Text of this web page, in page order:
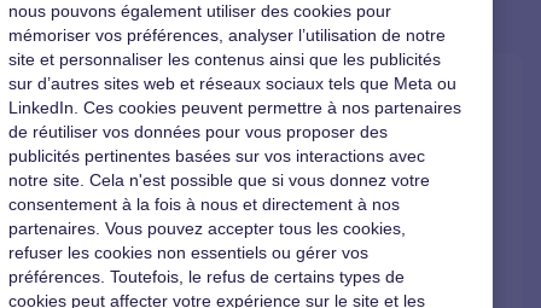
21 novembre 2025
nous pouvons également utiliser des cookies pour
mémoriser vos préférences, analyser l’utilisation de notre
site et personnaliser les contenus ainsi que les publicités
sur d’autres sites web et réseaux sociaux tels que Meta ou
LinkedIn. Ces cookies peuvent permettre à nos partenaires
de réutiliser vos données pour vous proposer des
publicités pertinentes basées sur vos interactions avec
notre site. Cela n'est possible que si vous donnez votre
consentement à la fois à nous et directement à nos
partenaires. Vous pouvez accepter tous les cookies,
refuser les cookies non essentiels ou gérer vos
préférences. Toutefois, le refus de certains types de
cookies peut affecter votre expérience sur le site et les